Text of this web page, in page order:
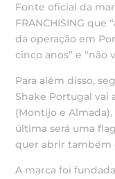
Fonte oficial da
FRANCHISING
da operação em
cinco anos” e “não
Para além disso,
Shake Portugal vai
(Montijo e Almada),
última será uma
quer abrir também
A marca foi